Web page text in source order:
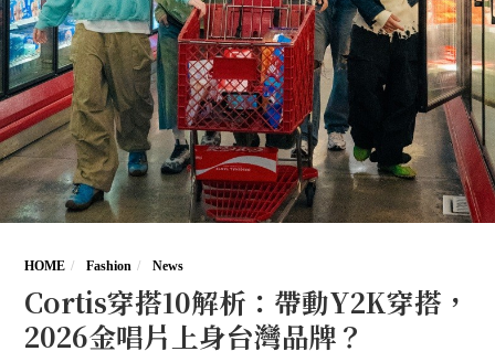
HOME Fashion News
Cortis穿搭10解析：帶動Y2K穿搭，
2026金唱片上身台灣品牌？